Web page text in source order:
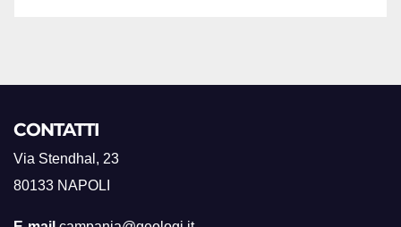
CONTATTI
Via Stendhal, 23
80133 NAPOLI